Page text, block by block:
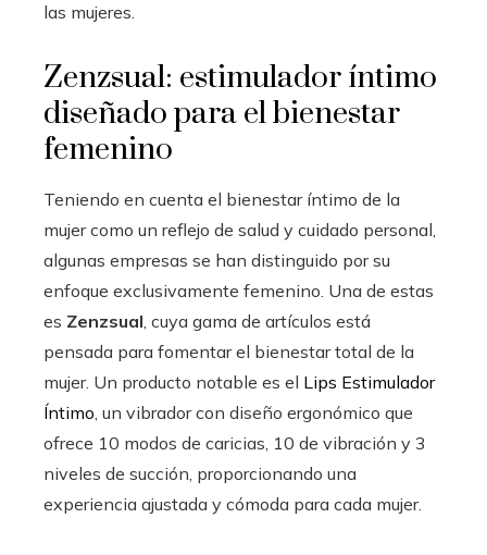
las mujeres.
Zenzsual: estimulador íntimo
diseñado para el bienestar
femenino
Teniendo en cuenta el bienestar íntimo de la
mujer como un reflejo de salud y cuidado personal,
algunas empresas se han distinguido por su
enfoque exclusivamente femenino. Una de estas
es Zenzsual, cuya gama de artículos está
pensada para fomentar el bienestar total de la
mujer. Un producto notable es el Lips Estimulador
Íntimo, un vibrador con diseño ergonómico que
ofrece 10 modos de caricias, 10 de vibración y 3
niveles de succión, proporcionando una
experiencia ajustada y cómoda para cada mujer.